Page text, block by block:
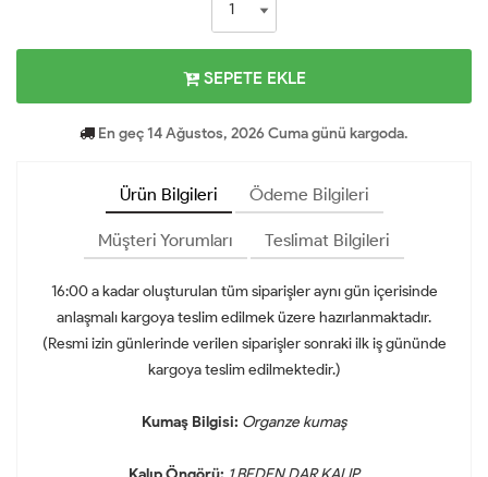
SEPETE EKLE
En geç 14 Ağustos, 2026 Cuma günü kargoda.
Ürün Bilgileri Ödeme Bilgileri
Müşteri Yorumları Teslimat Bilgileri
16:00 a kadar oluşturulan tüm siparişler aynı gün içerisinde
anlaşmalı kargoya teslim edilmek üzere hazırlanmaktadır.
(Resmi izin günlerinde verilen siparişler sonraki ilk iş gününde
kargoya teslim edilmektedir.)
Kumaş Bilgisi: Organze kumaş